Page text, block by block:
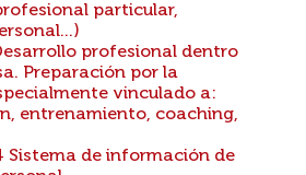
particular,
profesional dentro
Preparación por la
vinculado a:
entrenamiento, coaching,
Sistema de información de